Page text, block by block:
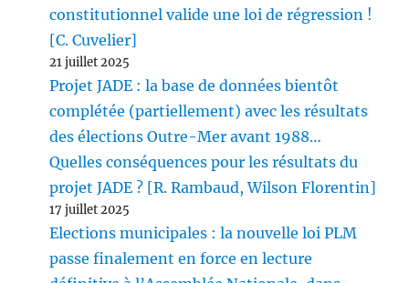
constitutionnel valide une loi de régression !
[C. Cuvelier]
21 juillet 2025
Projet JADE : la base de données bientôt
complétée (partiellement) avec les résultats
des élections Outre-Mer avant 1988…
Quelles conséquences pour les résultats du
projet JADE ? [R. Rambaud, Wilson Florentin]
17 juillet 2025
Elections municipales : la nouvelle loi PLM
passe finalement en force en lecture